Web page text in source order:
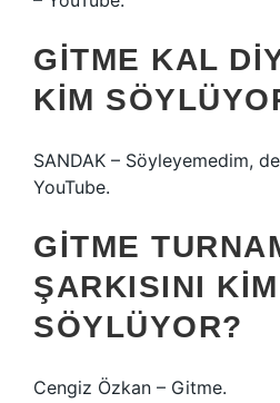
GITME KAL
KIM
SANDAK – Söyleyemedim,
YouTube.
GITME
ŞARKISINI KIM
SÖYLÜYOR?
Cengiz Özkan – Gitme.